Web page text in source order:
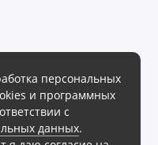
персональных
и программных
с
данных.
предложить своим
в различных